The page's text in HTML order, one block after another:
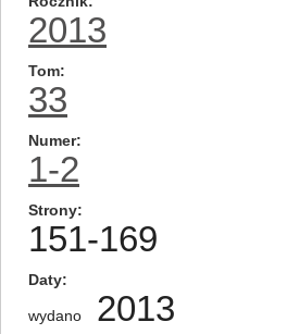
2013
Tom
33
Numer
1-2
Strony
151-169
Daty
wydano 2013